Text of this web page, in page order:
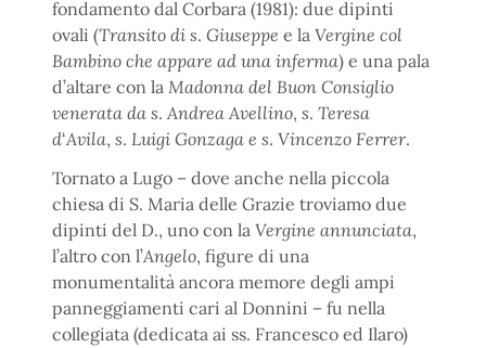
fondamento dal Corbara (1981): due dipinti
ovali (Transito di s. Giuseppe e la Vergine col
Bambino che appare ad una inferma) e una pala
d’altare con la Madonna del Buon Consiglio
venerata da s. Andrea Avellino, s. Teresa
d‘Avila, s. Luigi Gonzaga e s. Vincenzo Ferrer.
Tornato a Lugo – dove anche nella piccola
chiesa di S. Maria delle Grazie troviamo due
dipinti del D., uno con la Vergine annunciata,
l’altro con l’Angelo, figure di una
monumentalità ancora memore degli ampi
panneggiamenti cari al Donnini – fu nella
collegiata (dedicata ai ss. Francesco ed Ilaro)